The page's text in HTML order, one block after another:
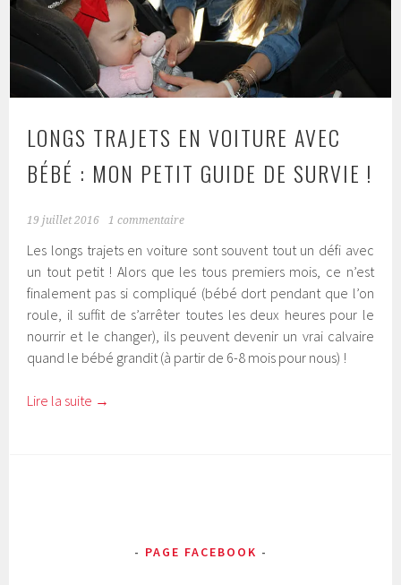
LONGS TRAJETS EN VOITURE AVEC
BÉBÉ : MON PETIT GUIDE DE SURVIE !
19 juillet 2016 1 commentaire
Les longs trajets en voiture sont souvent tout un défi avec
un tout petit ! Alors que les tous premiers mois, ce n’est
finalement pas si compliqué (bébé dort pendant que l’on
roule, il suffit de s’arrêter toutes les deux heures pour le
nourrir et le changer), ils peuvent devenir un vrai calvaire
quand le bébé grandit (à partir de 6-8 mois pour nous) !
Lire la suite →
PAGE FACEBOOK